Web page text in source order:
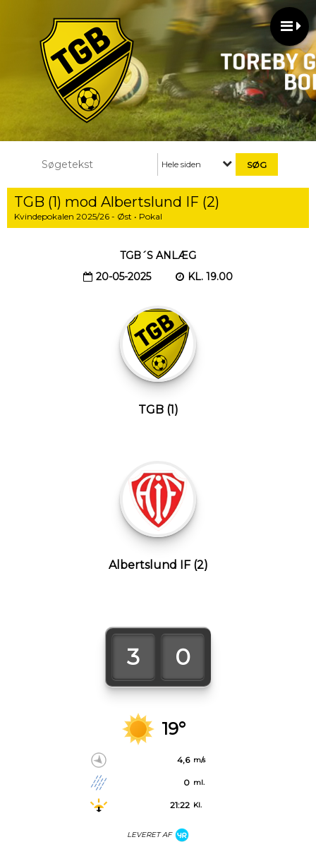
Hele siden
TGB (1) mod Albertslund IF (2)
Kvindepokalen 2025/26 - Øst • Pokal
TGB´S ANLÆG
20-05-2025
KL. 19.00
TGB (1)
3 0
19°
4,6 m/s
0 ml.
21:22 Kl.
LEVERET AF
Albertslund IF (2)